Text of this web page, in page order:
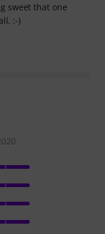
sweet that one
:-)